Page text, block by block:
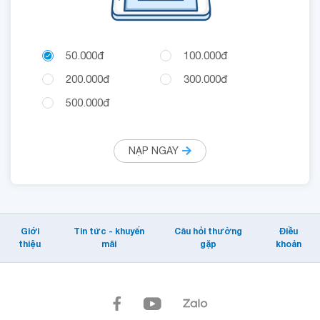
50.000đ
100.000đ
200.000đ
300.000đ
500.000đ
NẠP NGAY
Giới
thiệu
Tin tức - khuyến
mãi
Câu hỏi thường
gặp
Điều
khoản